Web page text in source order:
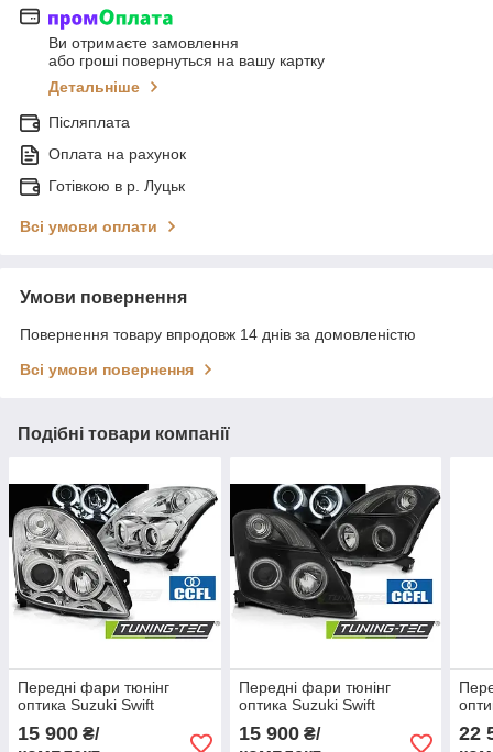
Ви отримаєте замовлення
або гроші повернуться на вашу картку
Детальніше
Післяплата
Оплата на рахунок
Готівкою в р. Луцьк
Всі умови оплати
Умови повернення
Повернення товару впродовж 14 днів за домовленістю
Всі умови повернення
Подібні товари компанії
Передні фари тюнінг
оптика Suzuki Swift
15 900 ₴/
Передні фари тюнінг
оптика Suzuki Swift
15 900₴/
22